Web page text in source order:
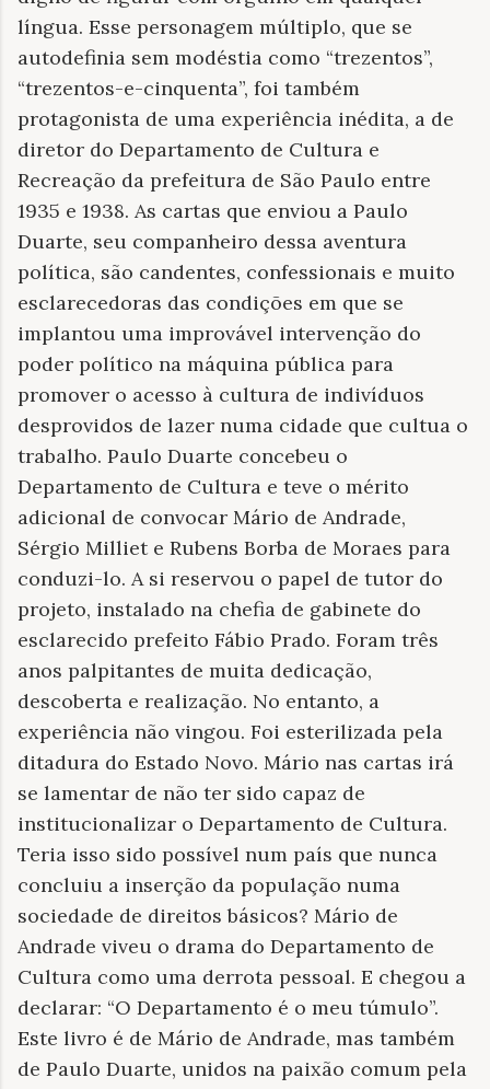
língua. Esse personagem múltiplo, que se
autodefinia sem modéstia como “trezentos”,
“trezentos-e-cinquenta”, foi também
protagonista de uma experiência inédita, a de
diretor do Departamento de Cultura e
Recreação da prefeitura de São Paulo entre
1935 e 1938. As cartas que enviou a Paulo
Duarte, seu companheiro dessa aventura
política, são candentes, confessionais e muito
esclarecedoras das condições em que se
implantou uma improvável intervenção do
poder político na máquina pública para
promover o acesso à cultura de indivíduos
desprovidos de lazer numa cidade que cultua o
trabalho. Paulo Duarte concebeu o
Departamento de Cultura e teve o mérito
adicional de convocar Mário de Andrade,
Sérgio Milliet e Rubens Borba de Moraes para
conduzi-lo. A si reservou o papel de tutor do
projeto, instalado na chefia de gabinete do
esclarecido prefeito Fábio Prado. Foram três
anos palpitantes de muita dedicação,
descoberta e realização. No entanto, a
experiência não vingou. Foi esterilizada pela
ditadura do Estado Novo. Mário nas cartas irá
se lamentar de não ter sido capaz de
institucionalizar o Departamento de Cultura.
Teria isso sido possível num país que nunca
concluiu a inserção da população numa
sociedade de direitos básicos? Mário de
Andrade viveu o drama do Departamento de
Cultura como uma derrota pessoal. E chegou a
declarar: “O Departamento é o meu túmulo”.
Este livro é de Mário de Andrade, mas também
de Paulo Duarte, unidos na paixão comum pela